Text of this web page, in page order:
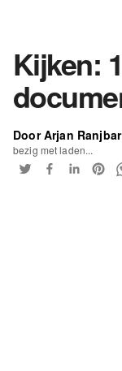
Kijken:
Door Arjan Ranjbar
bezig met laden...